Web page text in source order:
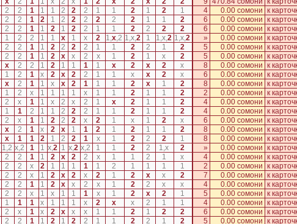
2 2 1 1 1 2 2 2 1 1 2 1 2 1 4 0.00 сомони к
2 2 1 2 1 2 2 2 2 2 2 1 1 2 6 0.00 сомони к
2 2 1 1 2 1 2 2 1 1 2 2 2 2 6 0.00 сомони к
1 2 2 1 1 x 1 x 2 1,x,2 1,x,2 1 1,x,2 1,x,2 » 0.00 сомони к
2 2 1 1 2 2 2 2 1 1 2 2 1 2 5 0.00 сомони к
2 2 1 1 2 x x 2 x 1 2 1 x 2 5 0.00 сомони к
x 2 2 1 2 1 1 1 1 x 2 x 2 x 8 0.00 сомони к
1 2 1 x 2 x 2 2 1 1 x x 2 x 6 0.00 сомони к
x 2 1 1 x x 2 1 1 1 2 x 1 2 8 0.00 сомони к
1 2 x 1 1 1 1 x 1 1 2 1 1 2 2 0.00 сомони к
2 x 1 1 x 2 x 2 1 x 2 1 1 2 4 0.00 сомони к
1 1 2 1 1 2 2 2 1 1 2 1 1 2 4 0.00 сомони к
2 x 1 1 2 2 2 x 2 1 x 1 2 x 6 0.00 сомони к
x 2 1 x 2 x 1 1 2 1 2 1 1 2 8 0.00 сомони к
x 1 1 2 1 2 2 1 x 1 2 2 2 1 8 0.00 сомони к
1,2 x,2 1 1 x,2 1 x,2 x,2 1 1 2 2 1,x 2 » 0.00 сомони к
2 2 1 1 2 x 2 2 x 1 1 2 1 x 4 0.00 сомони к
2 2 x 2 1 1 1 1 1 2 1 1 1 1 2 0.00 сомони к
2 2 x 1 2 x 2 x 2 1 2 x x 2 7 0.00 сомони к
2 2 1 1 2 x x 2 x 1 2 2 x x 4 0.00 сомони к
2 2 x 1 x 1 1 1 x 1 2 x 2 1 5 0.00 сомони к
1 1 1 x 1 1 1 x 2 x x 2 1 1 4 0.00 сомони к
2 x 1 x 2 x x x 1 1 2 1 2 2 6 0.00 сомони к
2 2 1 1 2 1 2 2 1 1 2 2 1 2 5 0.00 сомони к